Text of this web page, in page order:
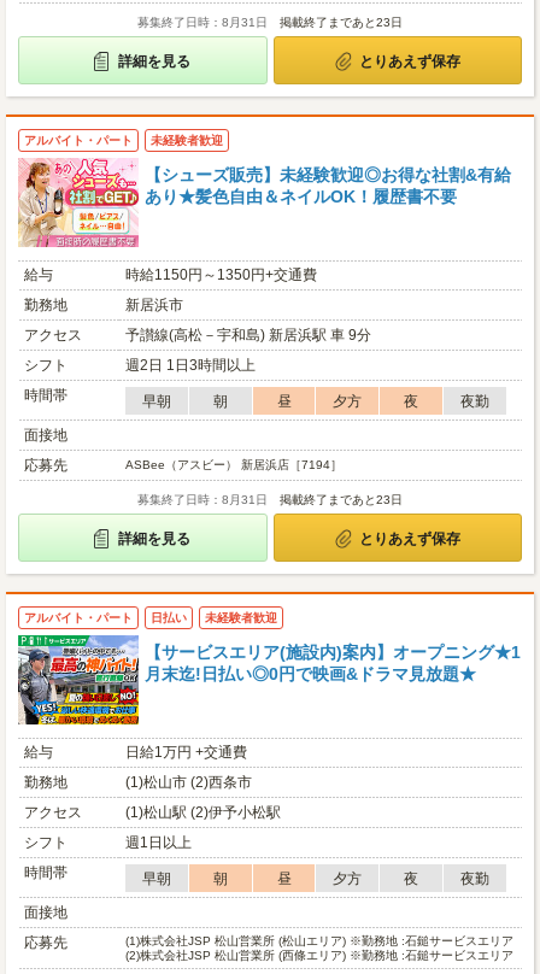
募集終了日時：8月31日 掲載終了まであと23日
詳細を見る とりあえず保存
アルバイト・パート 未経験者歓迎
【シューズ販売】未経験歓迎◎お得な社割&有給
あり★髪色自由＆ネイルOK！履歴書不要
給与
時給1150円～1350円+交通費
勤務地
新居浜市
アクセス
予讃線(高松－宇和島) 新居浜駅 車 9分
シフト
週2日 1日3時間以上
時間帯
早朝 朝 昼 夕方 夜
夜勤
面接地
応募先
ASBee（アスビー） 新居浜店［7194］
募集終了日時：8月31日 掲載終了まであと23日
詳細を見る とりあえず保存
アルバイト・パート 日払い 未経験者歓迎
【サービスエリア(施設内)案内】オープニング★1
月末迄!日払い◎0円で映画&ドラマ見放題★
給与
日給1万円 +交通費
勤務地
(1)松山市 (2)西条市
アクセス
(1)松山駅 (2)伊予小松駅
シフト
週1日以上
時間帯
早朝 朝 昼 夕方 夜
夜勤
面接地
応募先
(1)株式会社JSP 松山営業所 (松山エリア) ※勤務地 :石鎚サービスエリア
(2)株式会社JSP 松山営業所 (西條エリア) ※勤務地 :石鎚サービスエリア